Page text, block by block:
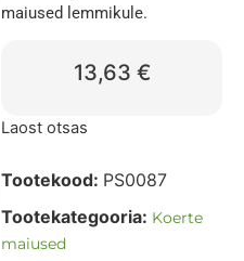
maiused lemmikule.
13,63 €
Laost otsas
Tootekood: PS0087
Tootekategooria: Koerte
maiused